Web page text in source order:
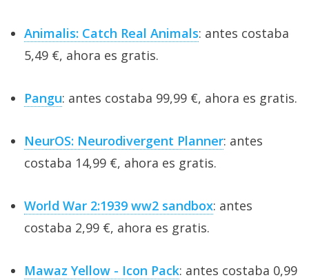
Animalis: Catch Real Animals: antes costaba
5,49 €, ahora es gratis.
Pangu: antes costaba 99,99 €, ahora es gratis.
NeurOS: Neurodivergent Planner: antes
costaba 14,99 €, ahora es gratis.
World War 2:1939 ww2 sandbox: antes
costaba 2,99 €, ahora es gratis.
Mawaz Yellow - Icon Pack: antes costaba 0,99